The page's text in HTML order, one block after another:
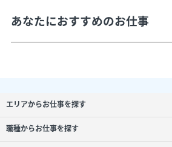
あなたにおすすめのお仕事
エリアからお仕事を探す
職種からお仕事を探す